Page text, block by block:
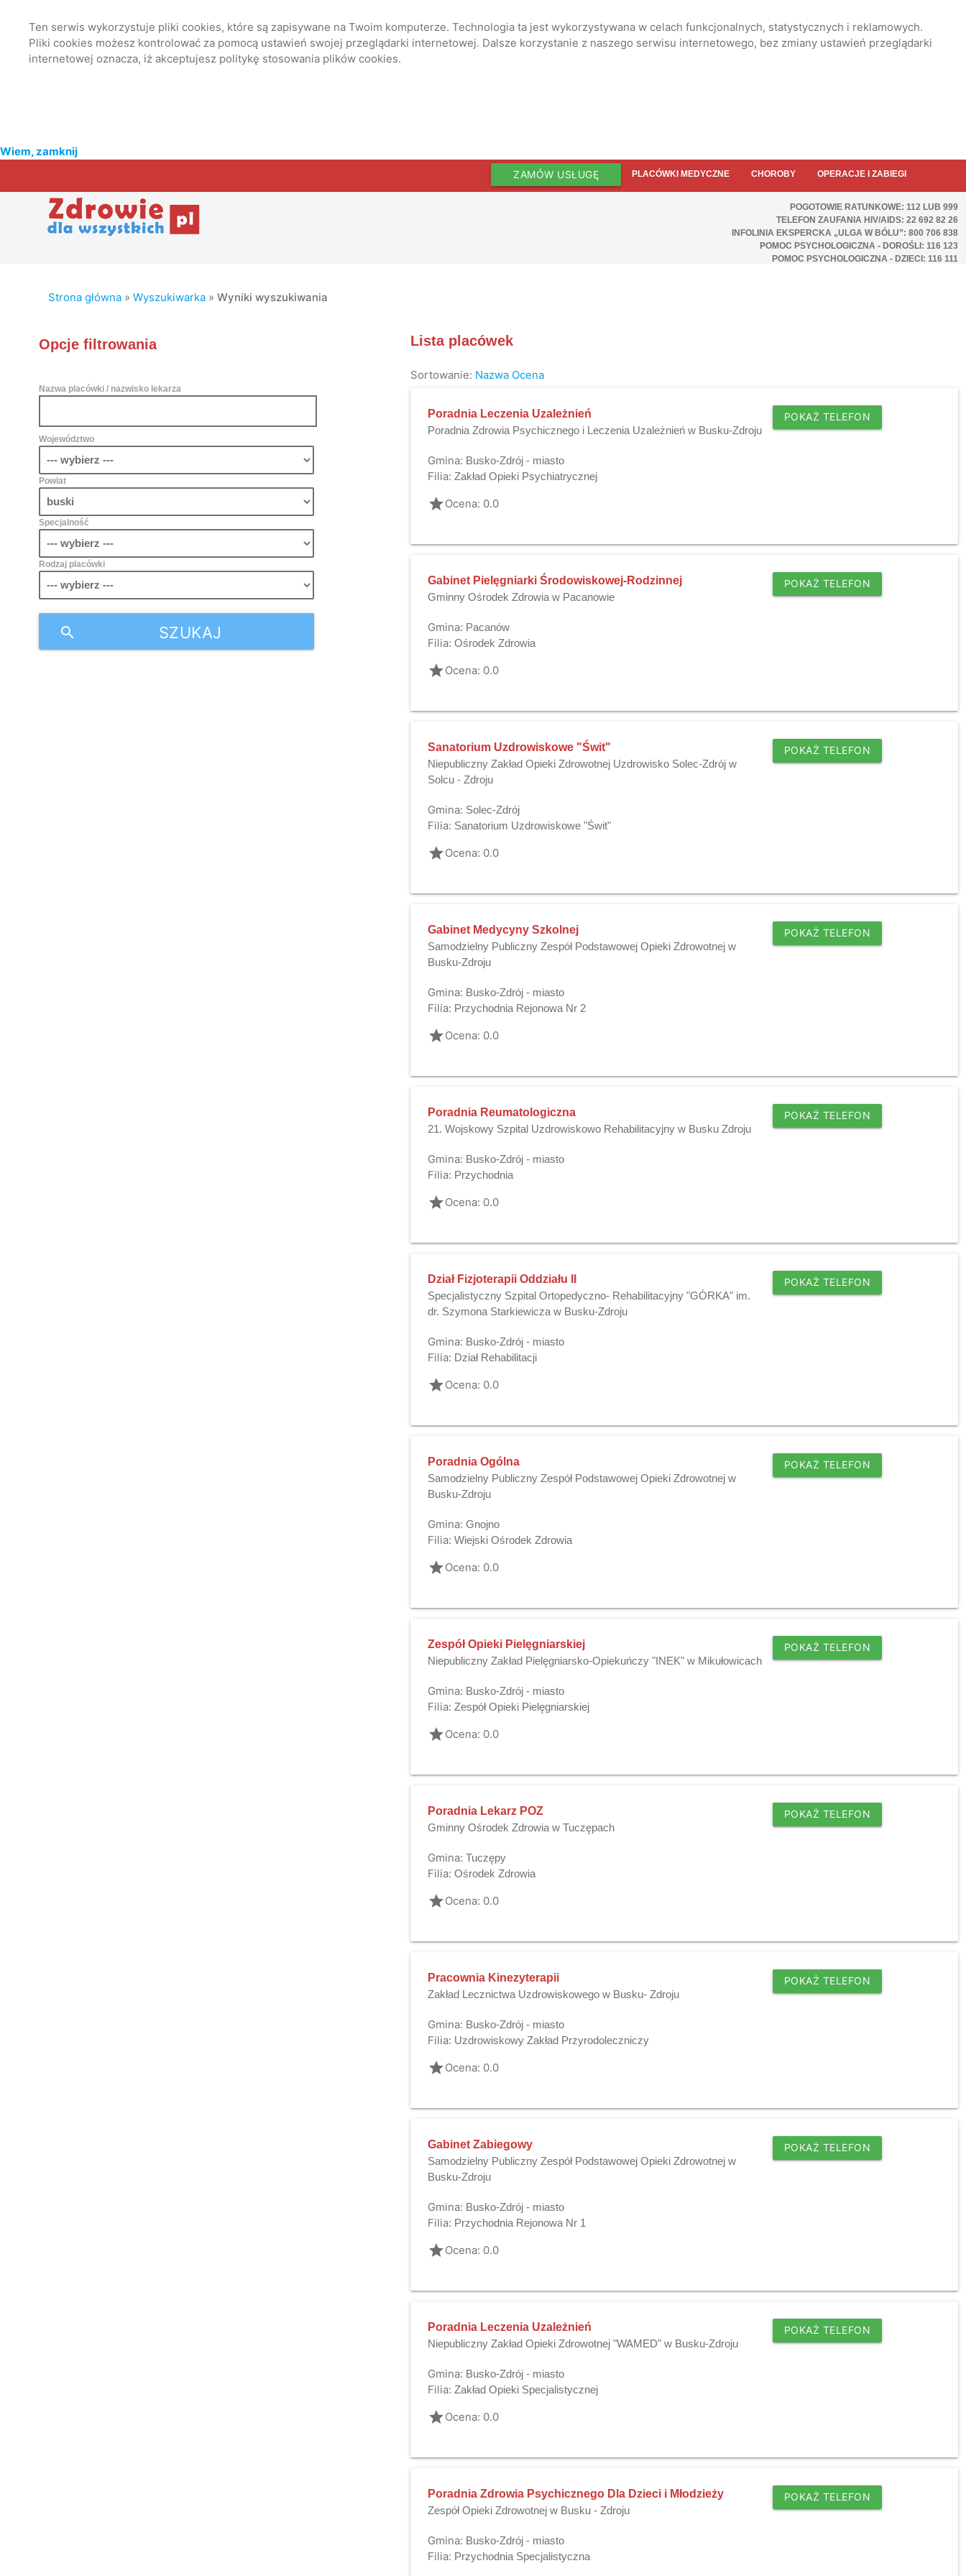
Ten serwis wykorzystuje pliki cookies, które są zapisywane na Twoim komputerze. Technologia ta jest wykorzystywana w celach funkcjonalnych, statystycznych i reklamowych.
Pliki cookies możesz kontrolować za pomocą ustawień swojej przeglądarki internetowej. Dalsze korzystanie z naszego serwisu internetowego, bez zmiany ustawień przeglądarki
internetowej oznacza, iż akceptujesz politykę stosowania plików cookies.
Wiem, zamknij
ZAMÓW USŁUGĘ PLACÓWKI MEDYCZNE CHOROBY OPERACJE I ZABIEGI
POGOTOWIE RATUNKOWE: 112 LUB 999
TELEFON ZAUFANIA HIV/AIDS: 22 692 82 26
INFOLINIA EKSPERCKA „ULGA W BÓLU”: 800 706 838
POMOC PSYCHOLOGICZNA - DOROŚLI: 116 123
POMOC PSYCHOLOGICZNA - DZIECI: 116 111
Strona główna »Wyszukiwarka »Wyniki wyszukiwania
Opcje filtrowania
Nazwa placówki / nazwisko lekarza
Województwo
Powiat
Specjalność
Rodzaj placówki
SZUKAJ
search
Lista placówek
Sortowanie: Nazwa Ocena
Poradnia Leczenia Uzależnień
Poradnia Zdrowia Psychicznego i Leczenia Uzależnień w Busku-Zdroju
POKAŻ TELEFON
Gmina: Busko-Zdrój - miasto
Filia: Zakład Opieki Psychiatrycznej
gradeOcena: 0.0
Gabinet Pielęgniarki Środowiskowej-Rodzinnej
Gminny Ośrodek Zdrowia w Pacanowie
POKAŻ TELEFON
Gmina: Pacanów
Filia: Ośrodek Zdrowia
gradeOcena: 0.0
Sanatorium Uzdrowiskowe "Świt"
Niepubliczny Zakład Opieki Zdrowotnej Uzdrowisko Solec-Zdrój w
Solcu - Zdroju
POKAŻ TELEFON
Gmina: Solec-Zdrój
Filia: Sanatorium Uzdrowiskowe "Świt"
gradeOcena: 0.0
Gabinet Medycyny Szkolnej
Samodzielny Publiczny Zespół Podstawowej Opieki Zdrowotnej w
Busku-Zdroju
POKAŻ TELEFON
Gmina: Busko-Zdrój - miasto
Filia: Przychodnia Rejonowa Nr 2
gradeOcena: 0.0
Poradnia Reumatologiczna
21. Wojskowy Szpital Uzdrowiskowo Rehabilitacyjny w Busku Zdroju
POKAŻ TELEFON
Gmina: Busko-Zdrój - miasto
Filia: Przychodnia
gradeOcena: 0.0
Dział Fizjoterapii Oddziału II
Specjalistyczny Szpital Ortopedyczno- Rehabilitacyjny "GÓRKA" im.
dr. Szymona Starkiewicza w Busku-Zdroju
POKAŻ TELEFON
Gmina: Busko-Zdrój - miasto
Filia: Dział Rehabilitacji
gradeOcena: 0.0
Poradnia Ogólna
Samodzielny Publiczny Zespół Podstawowej Opieki Zdrowotnej w
Busku-Zdroju
POKAŻ TELEFON
Gmina: Gnojno
Filia: Wiejski Ośrodek Zdrowia
gradeOcena: 0.0
Zespół Opieki Pielęgniarskiej
Niepubliczny Zakład Pielęgniarsko-Opiekuńczy "INEK" w Mikułowicach
POKAŻ TELEFON
Gmina: Busko-Zdrój - miasto
Filia: Zespół Opieki Pielęgniarskiej
gradeOcena: 0.0
Poradnia Lekarz POZ
Gminny Ośrodek Zdrowia w Tuczępach
POKAŻ TELEFON
Gmina: Tuczępy
Filia: Ośrodek Zdrowia
gradeOcena: 0.0
Pracownia Kinezyterapii
Zakład Lecznictwa Uzdrowiskowego w Busku- Zdroju
POKAŻ TELEFON
Gmina: Busko-Zdrój - miasto
Filia: Uzdrowiskowy Zakład Przyrodoleczniczy
gradeOcena: 0.0
Gabinet Zabiegowy
Samodzielny Publiczny Zespół Podstawowej Opieki Zdrowotnej w
Busku-Zdroju
POKAŻ TELEFON
Gmina: Busko-Zdrój - miasto
Filia: Przychodnia Rejonowa Nr 1
gradeOcena: 0.0
Poradnia Leczenia Uzależnień
Niepubliczny Zakład Opieki Zdrowotnej "WAMED" w Busku-Zdroju
POKAŻ TELEFON
Gmina: Busko-Zdrój - miasto
Filia: Zakład Opieki Specjalistycznej
gradeOcena: 0.0
Poradnia Zdrowia Psychicznego Dla Dzieci i Młodzieży
Zespół Opieki Zdrowotnej w Busku - Zdroju
POKAŻ TELEFON
Gmina: Busko-Zdrój - miasto
Filia: Przychodnia Specjalistyczna